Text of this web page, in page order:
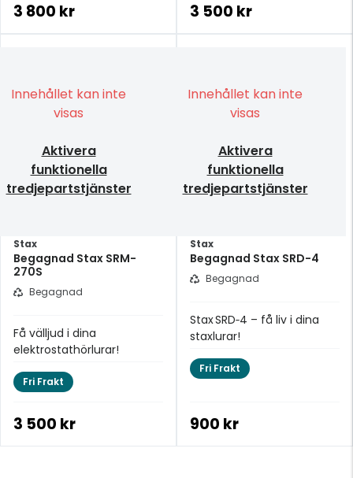
3 800 kr 3 500 kr
Innehållet kan inte
visas
Aktivera
funktionella
tredjepartstjänster
Stax
Begagnad Stax SRM-
270S
Begagnad
Få välljud i dina
elektrostathörlurar!
Fri Frakt
3 500 kr
Innehållet kan inte
visas
Aktivera
funktionella
tredjepartstjänster
Stax
Begagnad Stax SRD-4
Begagnad
Stax SRD‑4 – få liv i dina
staxlurar!
Fri Frakt
900 kr